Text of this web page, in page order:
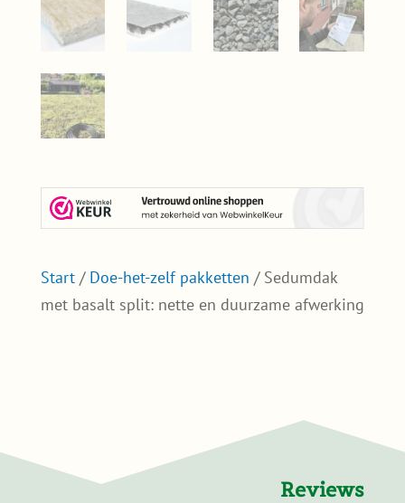
Start/ Doe-het-zelf pakketten / Sedumdak
met basalt split: nette en duurzame afwerking
Reviews